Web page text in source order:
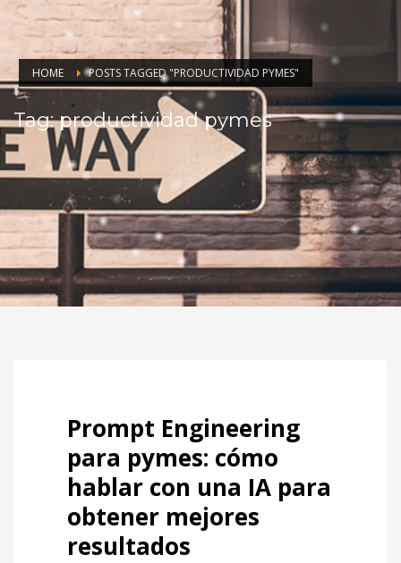
HOME POSTS TAGGED "PRODUCTIVIDAD PYMES"
Tag: productividad pymes
Prompt Engineering
para pymes: cómo
hablar con una IA para
obtener mejores
resultados